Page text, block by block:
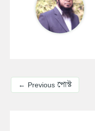
← Previous পোস্ট